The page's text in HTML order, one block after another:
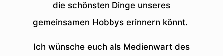
die schönsten Dinge unseres
gemeinsamen Hobbys erinnern könnt.
Ich wünsche euch als Medienwart des